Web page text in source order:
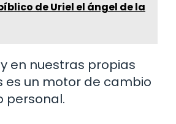
de Uriel el ángel de la
en nuestras propias
un motor de cambio
personal.